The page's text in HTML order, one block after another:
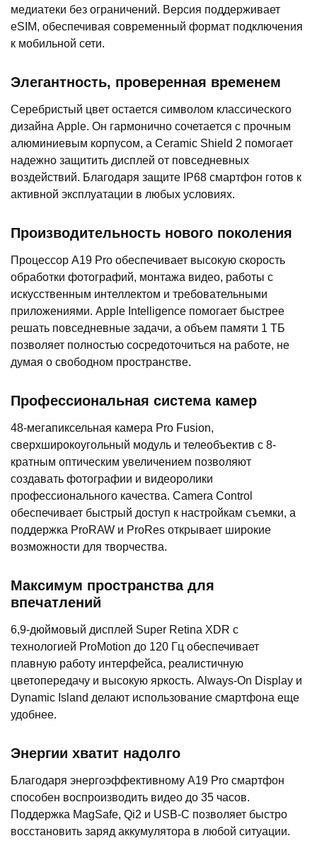
медиатеки без ограничений. Версия поддерживает
eSIM, обеспечивая современный формат подключения
к мобильной сети.
Элегантность, проверенная временем
Серебристый цвет остается символом классического
дизайна Apple. Он гармонично сочетается с прочным
алюминиевым корпусом, а Ceramic Shield 2 помогает
надежно защитить дисплей от повседневных
воздействий. Благодаря защите IP68 смартфон готов к
активной эксплуатации в любых условиях.
Производительность нового поколения
Процессор A19 Pro обеспечивает высокую скорость
обработки фотографий, монтажа видео, работы с
искусственным интеллектом и требовательными
приложениями. Apple Intelligence помогает быстрее
решать повседневные задачи, а объем памяти 1 ТБ
позволяет полностью сосредоточиться на работе, не
думая о свободном пространстве.
Профессиональная система камер
48-мегапиксельная камера Pro Fusion,
сверхширокоугольный модуль и телеобъектив с 8-
кратным оптическим увеличением позволяют
создавать фотографии и видеоролики
профессионального качества. Camera Control
обеспечивает быстрый доступ к настройкам съемки, а
поддержка ProRAW и ProRes открывает широкие
возможности для творчества.
Максимум пространства для
впечатлений
6,9-дюймовый дисплей Super Retina XDR с
технологией ProMotion до 120 Гц обеспечивает
плавную работу интерфейса, реалистичную
цветопередачу и высокую яркость. Always-On Display и
Dynamic Island делают использование смартфона еще
удобнее.
Энергии хватит надолго
Благодаря энергоэффективному A19 Pro смартфон
способен воспроизводить видео до 35 часов.
Поддержка MagSafe, Qi2 и USB-C позволяет быстро
восстановить заряд аккумулятора в любой ситуации.